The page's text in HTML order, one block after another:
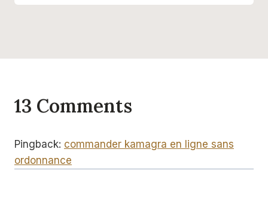
13 Comments
Pingback: commander kamagra en ligne sans
ordonnance